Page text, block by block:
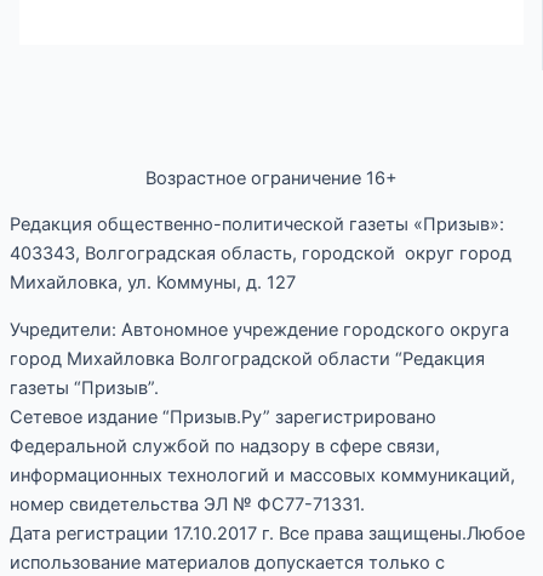
Возрастное ограничение 16+
Редакция общественно-политической газеты «Призыв»:
403343, Волгоградская область, городской округ город
Михайловка, ул. Коммуны, д. 127
Учредители: Автономное учреждение городского округа
город Михайловка Волгоградской области “Редакция
газеты “Призыв”.
Сетевое издание “Призыв.Ру” зарегистрировано
Федеральной службой по надзору в сфере связи,
информационных технологий и массовых коммуникаций,
номер свидетельства ЭЛ № ФС77-71331.
Дата регистрации 17.10.2017 г. Все права защищены.Любое
использование материалов допускается только с